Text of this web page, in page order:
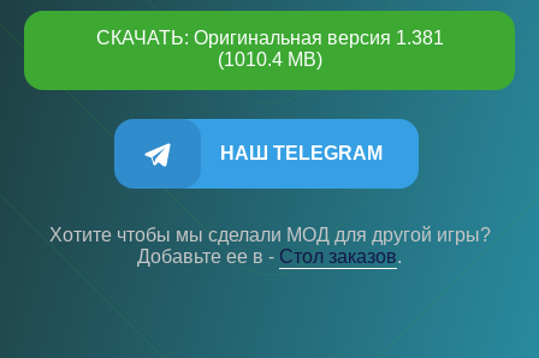
СКАЧАТЬ: Оригинальная версия 1.381
(1010.4 MB)
НАШ TELEGRAM
Хотите чтобы мы сделали МОД для другой игры?
Добавьте ее в - Cтол заказов.